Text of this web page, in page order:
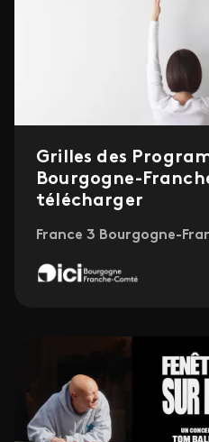
Grilles des
Bourgogne-
télécharger
France 3 Bourgogne-